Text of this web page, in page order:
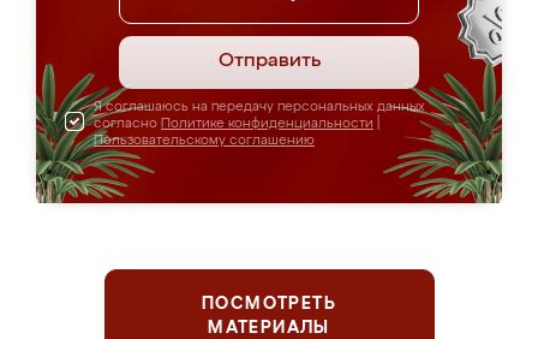
Отправить
Я соглашаюсь на передачу персональных данных
согласно Политике конфиденциальности
Пользовательскому соглашению
ПОСМОТРЕТЬ
МАТЕРИАЛЫ